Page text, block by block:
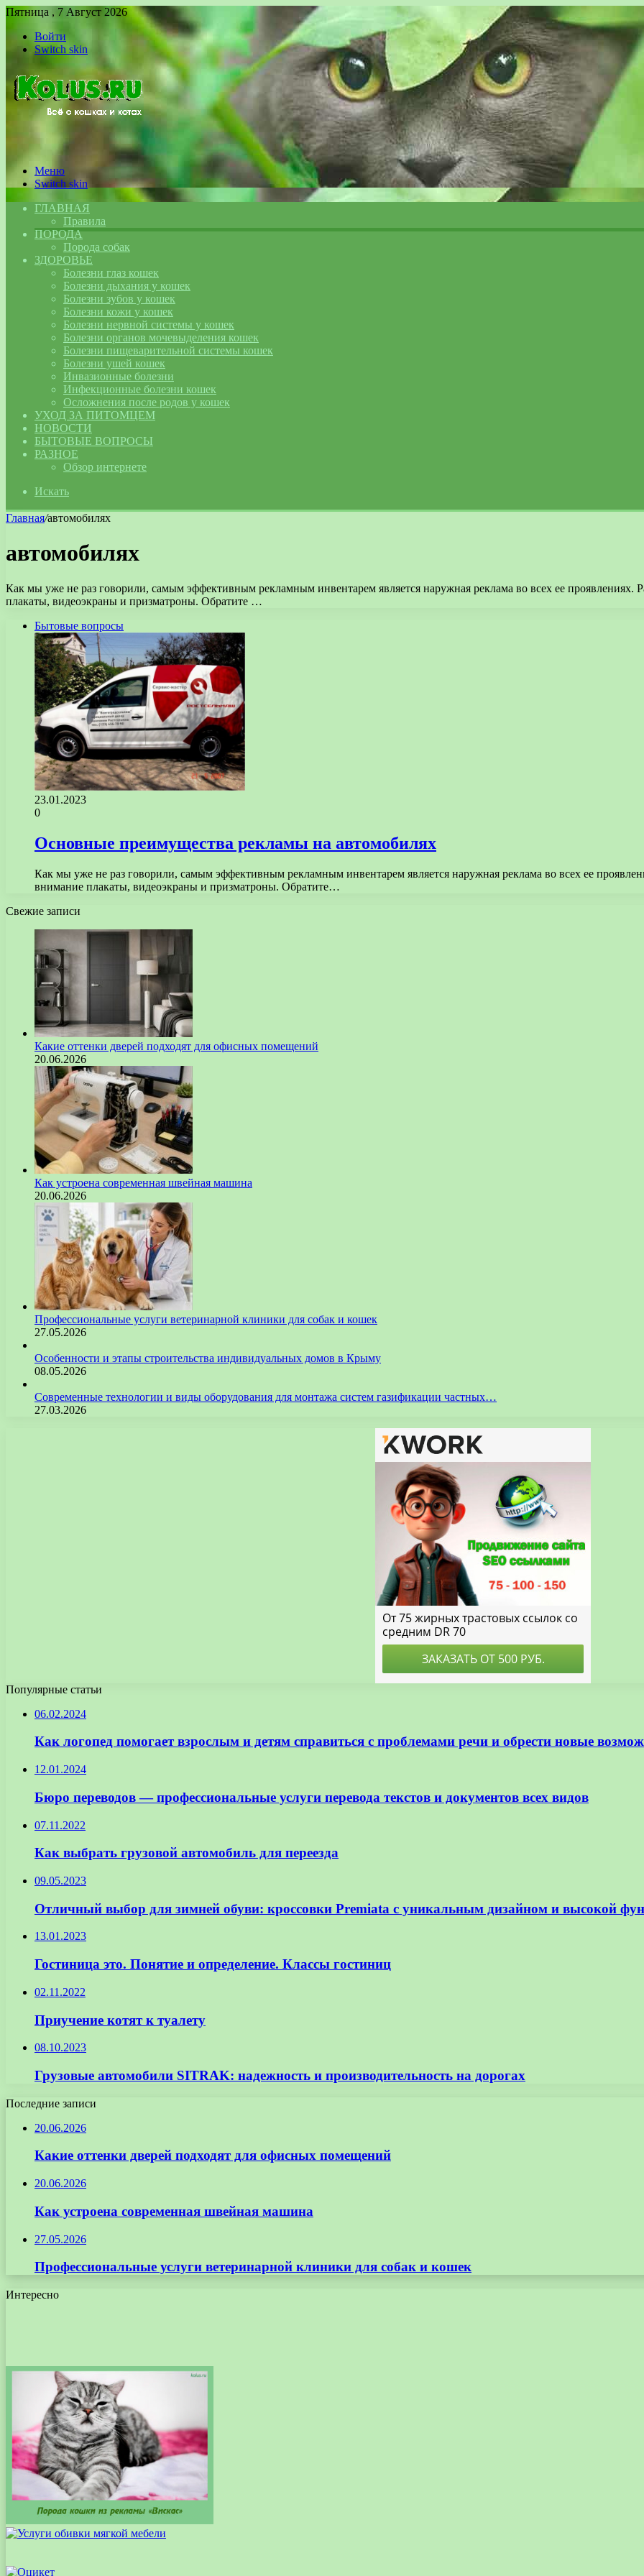
Пятница , 7 Август 2026
Войти
Switch skin
Меню
Switch skin
ГЛАВНАЯ
Правила
ПОРОДА
Порода собак
ЗДОРОВЬЕ
Болезни глаз кошек
Болезни дыхания у кошек
Болезни зубов у кошек
Болезни кожи у кошек
Болезни нервной системы у кошек
Болезни органов мочевыделения кошек
Болезни пищеварительной системы кошек
Болезни ушей кошек
Инвазионные болезни
Инфекционные болезни кошек
Осложнения после родов у кошек
УХОД ЗА ПИТОМЦЕМ
НОВОСТИ
БЫТОВЫЕ ВОПРОСЫ
РАЗНОЕ
Обзор интернете
Искать
Главная/автомобилях
автомобилях
Как мы уже не раз говорили, самым эффективным рекламным инвентарем является наружная реклама во всех ее проявлениях.
плакаты, видеоэкраны и призматроны. Обратите …
Бытовые вопросы
23.01.2023
0
Основные преимущества рекламы на автомобилях
Как мы уже не раз говорили, самым эффективным рекламным инвентарем является наружная реклама во всех ее
внимание плакаты, видеоэкраны и призматроны. Обратите…
Свежие записи
Какие оттенки дверей подходят для офисных помещений
20.06.2026
Как устроена современная швейная машина
20.06.2026
Профессиональные услуги ветеринарной клиники для собак и кошек
27.05.2026
Особенности и этапы строительства индивидуальных домов в Крыму
08.05.2026
Современные технологии и виды оборудования для монтажа систем газификации частных…
27.03.2026
Популярные статьи
06.02.2024
Как логопед помогает взрослым и детям справиться с проблемами речи и обрести новые
12.01.2024
Бюро переводов — профессиональные услуги перевода текстов и документов всех видов
07.11.2022
Как выбрать грузовой автомобиль для переезда
09.05.2023
Отличный выбор для зимней обуви: кроссовки Premiata с уникальным дизайном и высокой
13.01.2023
Гостиница это. Понятие и определение. Классы гостиниц
02.11.2022
Приучение котят к туалету
08.10.2023
Грузовые автомобили SITRAK: надежность и производительность на дорогах
Последние записи
20.06.2026
Какие оттенки дверей подходят для офисных помещений
20.06.2026
Как устроена современная швейная машина
27.05.2026
Профессиональные услуги ветеринарной клиники для собак и кошек
Интересно